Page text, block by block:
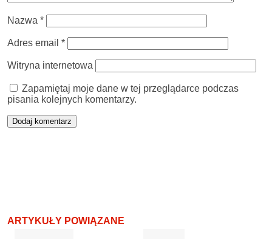
Nazwa *
Adres email *
Witryna internetowa
Zapamiętaj moje dane w tej przeglądarce podczas
pisania kolejnych komentarzy.
ARTYKUŁY POWIĄZANE